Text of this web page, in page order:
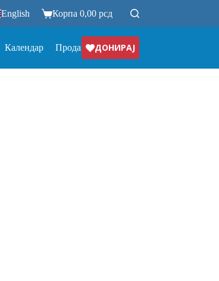
English Корпа 0,00 рсд
Календар ПродавницаДОНИРАЈ